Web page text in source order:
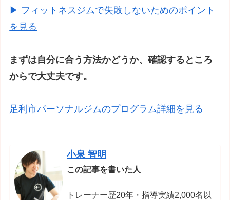
▶ フィットネスジムで失敗しないためのポイント
を見る
まずは自分に合う方法かどうか、確認するところ
からで大丈夫です。
足利市パーソナルジムのプログラム詳細を見る
小泉 智明
この記事を書いた人
トレーナー歴20年・指導実績2,000名以